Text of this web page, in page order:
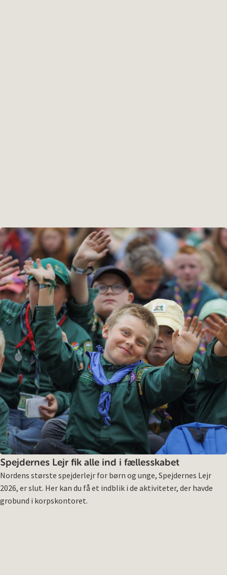
Spejdernes Lejr fik alle ind i fællesskabet
Nordens største spejderlejr for børn og unge, Spejdernes Lejr
2026, er slut. Her kan du få et indblik i de aktiviteter, der havde
grobund i korpskontoret.